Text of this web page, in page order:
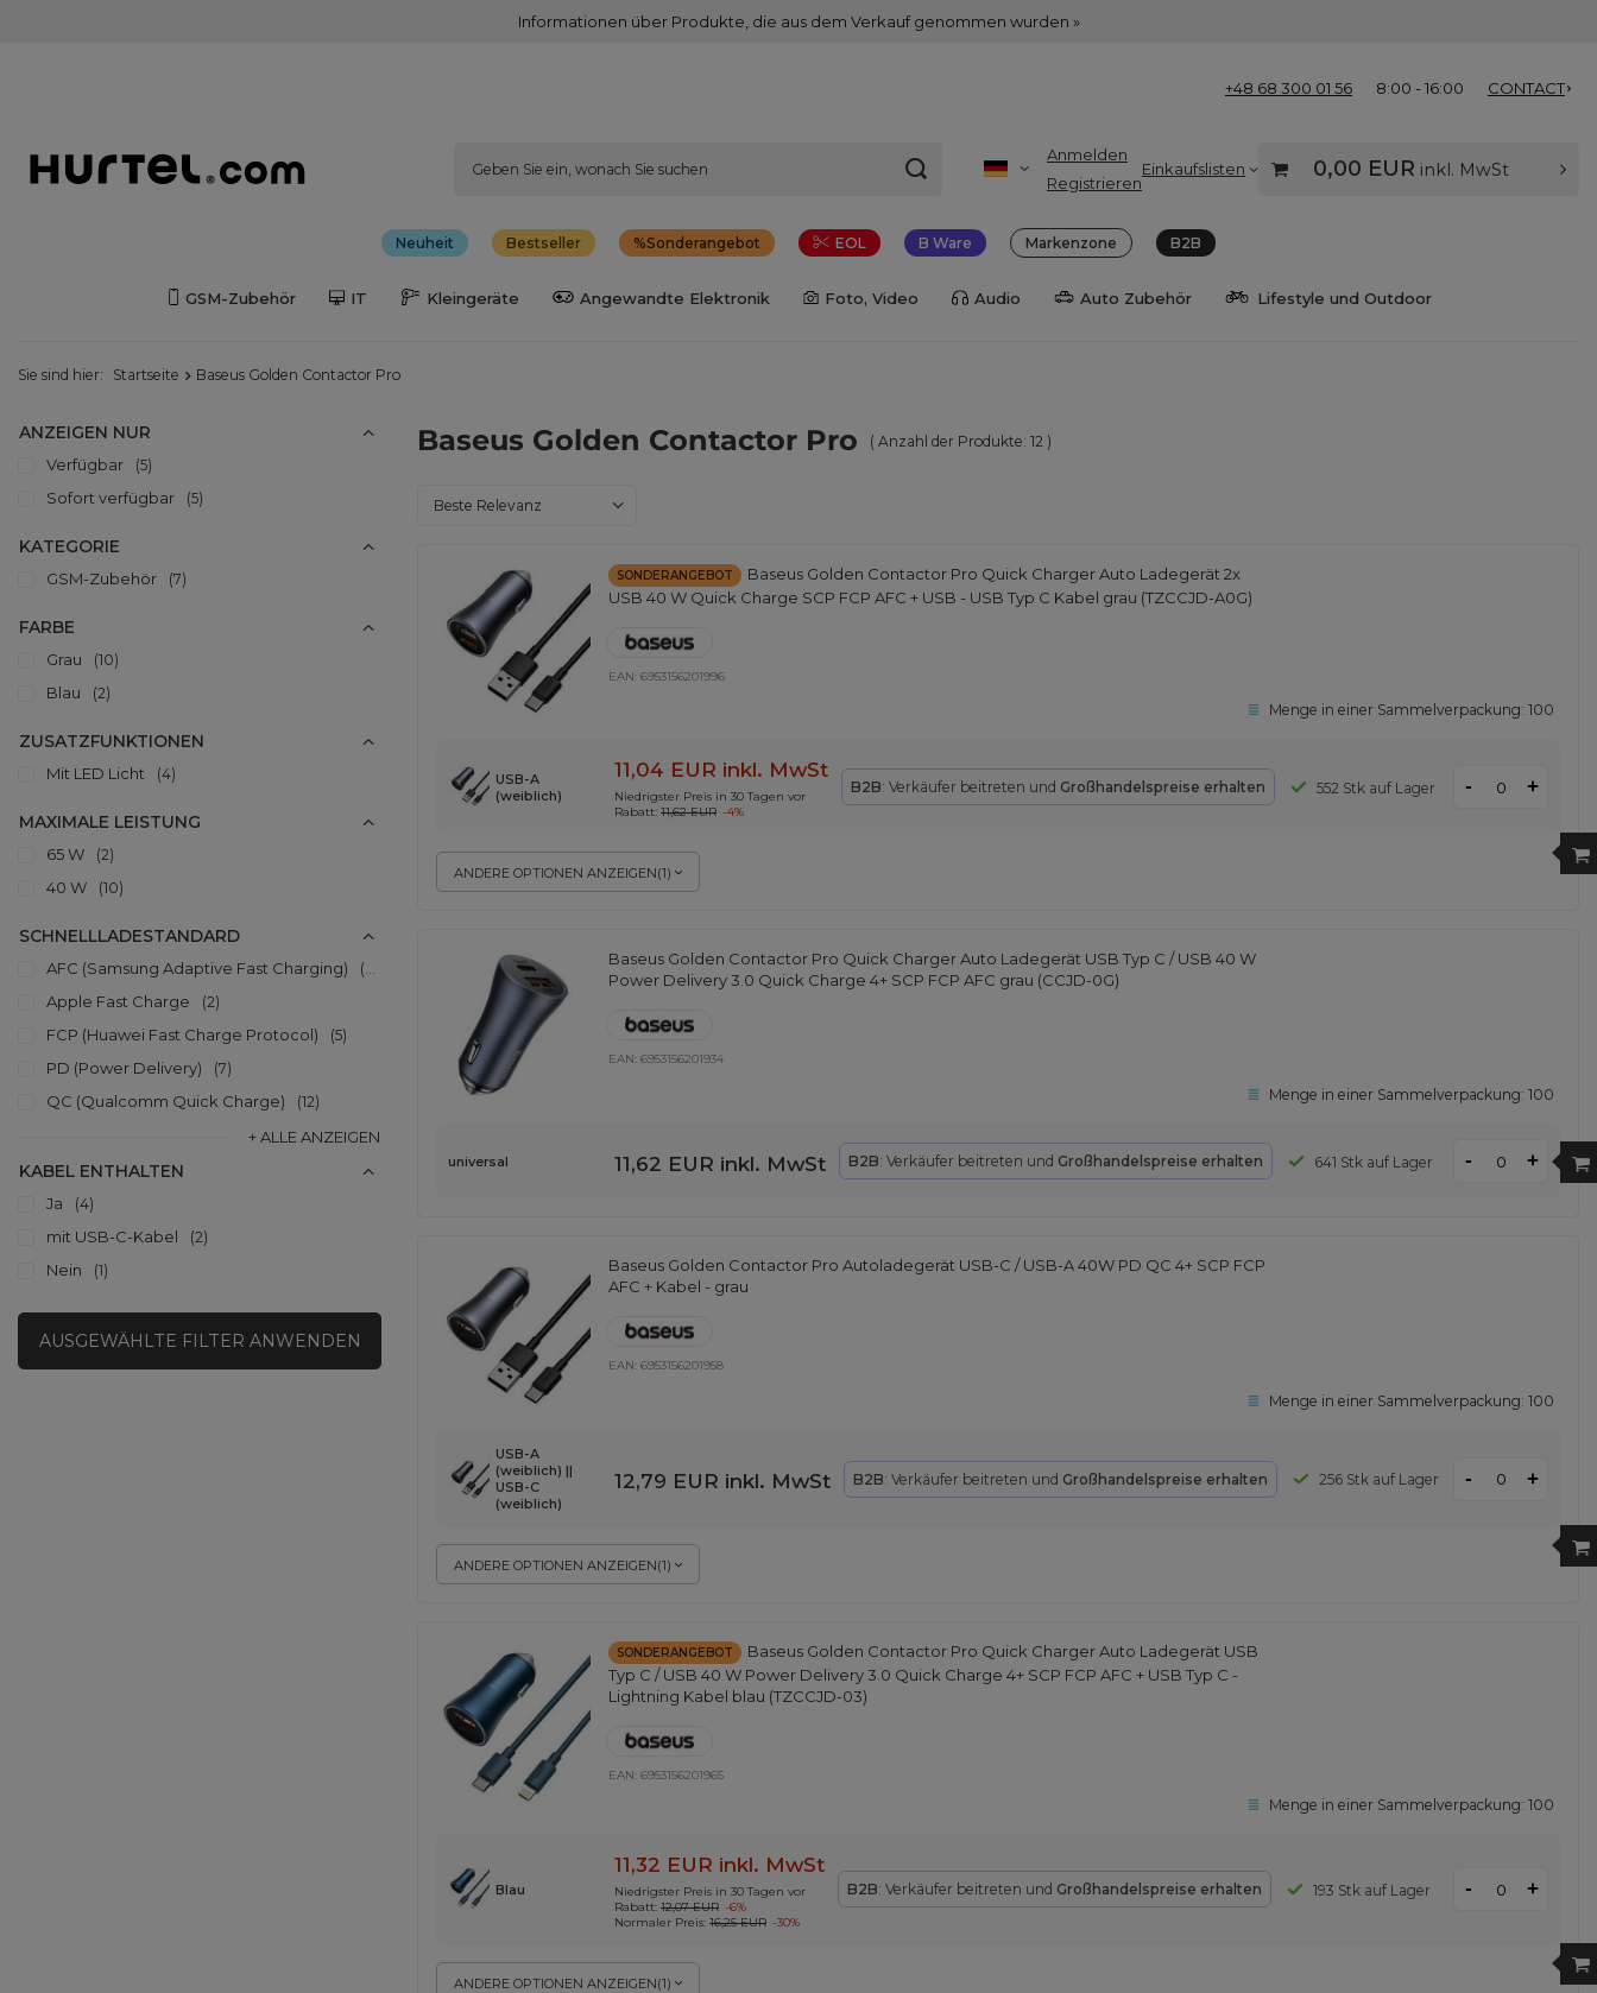
Informationen über Produkte, die aus dem Verkauf genommen wurden »
+48 68 300 01 56 8:00 - 16:00 CONTACT
Anmelden
Registrieren
Einkaufslisten 0,00 EUR inkl. MwSt
Neuheit Bestseller Sonderangebot EOL B Ware Markenzone B2B
GSM-Zubehör IT Kleingeräte Angewandte Elektronik Foto, Video Audio Auto Zubehör Lifestyle und Outdoor
Sie sind hier: Startseite Baseus Golden Contactor Pro
ANZEIGEN NUR
Verfügbar 5
Sofort verfügbar 5
KATEGORIE
GSM-Zubehör 7
FARBE
Grau 10
Blau 2
ZUSATZFUNKTIONEN
Mit LED Licht 4
MAXIMALE LEISTUNG
65 W 2
40 W 10
SCHNELLLADESTANDARD
AFC (Samsung Adaptive Fast Charging) 10
Apple Fast Charge 2
FCP (Huawei Fast Charge Protocol) 5
PD (Power Delivery) 7
QC (Qualcomm Quick Charge) 12
+ ALLE ANZEIGEN
KABEL ENTHALTEN
Ja 4
mit USB‑C‑Kabel 2
Nein 1
AUSGEWÄHLTE FILTER ANWENDEN
Baseus Golden Contactor Pro ( Anzahl der Produkte: 12 )
Sortierung ändern
Beste Relevanz
SONDERANGEBOT
Baseus Golden Contactor Pro Quick Charger Auto Ladegerät 2x
USB 40 W Quick Charge SCP FCP AFC + USB - USB Typ C Kabel grau (TZCCJD-A0G)
EAN: 6953156201996
Menge in einer Sammelverpackung: 100
ANDERE OPTIONEN ANZEIGEN(1)
USB-A
(weiblich)
11,04 EUR inkl. MwSt
Niedrigster Preis in 30 Tagen vor
Rabatt: 11,62 EUR -4%
B2B: Verkäufer beitreten und Großhandelspreise erhalten 552 Stk auf Lager - +
Baseus Golden Contactor Pro Quick Charger Auto Ladegerät USB Typ C / USB 40 W
Power Delivery 3.0 Quick Charge 4+ SCP FCP AFC grau (CCJD-0G)
EAN: 6953156201934
Menge in einer Sammelverpackung: 100
universal 11,62 EUR inkl. MwSt B2B: Verkäufer beitreten und Großhandelspreise erhalten 641 Stk auf Lager - +
Baseus Golden Contactor Pro Autoladegerät USB-C / USB-A 40W PD QC 4+ SCP FCP
AFC + Kabel - grau
EAN: 6953156201958
Menge in einer Sammelverpackung: 100
ANDERE OPTIONEN ANZEIGEN(1)
USB-A
(weiblich) ||
USB-C
(weiblich)
12,79 EUR inkl. MwSt B2B: Verkäufer beitreten und Großhandelspreise erhalten 256 Stk auf Lager - +
SONDERANGEBOT
Baseus Golden Contactor Pro Quick Charger Auto Ladegerät USB
Typ C / USB 40 W Power Delivery 3.0 Quick Charge 4+ SCP FCP AFC + USB Typ C -
Lightning Kabel blau (TZCCJD-03)
EAN: 6953156201965
Menge in einer Sammelverpackung: 100
ANDERE OPTIONEN ANZEIGEN(1)
Blau
11,32 EUR inkl. MwSt
Niedrigster Preis in 30 Tagen vor
Rabatt: 12,07 EUR -6%
Normaler Preis: 16,25 EUR -30%
B2B: Verkäufer beitreten und Großhandelspreise erhalten 193 Stk auf Lager - +